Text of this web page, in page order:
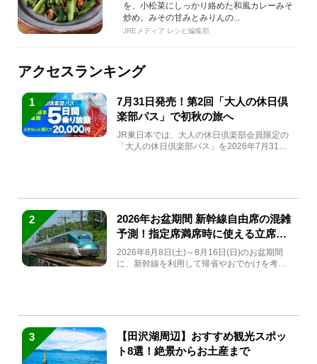
を、小松菜にしっかり絡めた和風カレーみそ
炒め。みその甘みとみりんの...
JREメディア レシピ編集部
アクセスランキング
1
7月31日発売！第2回「大人の休日倶
楽部パス」で初秋の旅へ
JR東日本では、大人の休日倶楽部会員限定の
「大人の休日倶楽部パス」を2026年7月31日
2
2026年お盆期間 新幹線自由席の混雑
予測！指定席満席時に使える立席特
急券も解説
2026年8月8日(土)～8月16日(日)のお盆期間
に、新幹線を利用して帰省やおでかけを考え
3
【田沢湖周辺】おすすめ観光スポッ
ト8選！絶景からお土産まで